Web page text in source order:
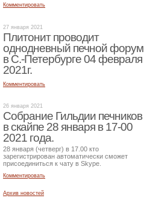
Комментировать
27 января 2021
Плитонит проводит
однодневный печной форум
в С.-Петербурге 04 февраля
2021г.
Комментировать
26 января 2021
Собрание Гильдии печников
в скайпе 28 января в 17-00
2021 года.
28 января (четверг) в 17.00 кто
зарегистрирован автоматически сможет
присоединиться к чату в Skype.
Комментировать
Архив новостей